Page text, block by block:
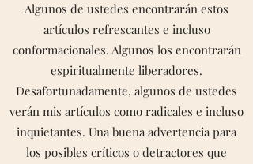
Algunos de ustedes encontrarán estos
artículos refrescantes e incluso
conformacionales. Algunos los encontrarán
espiritualmente liberadores.
Desafortunadamente, algunos de ustedes
verán mis artículos como radicales e incluso
inquietantes. Una buena advertencia para
los posibles críticos o detractores que